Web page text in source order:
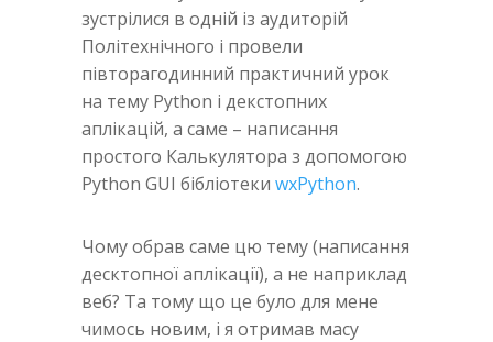
зустрілися в одній із аудиторій
Політехнічного і провели
півторагодинний практичний урок
на тему Python і декстопних
аплікацій, а саме – написання
простого Калькулятора з допомогою
Python GUI бібліотеки wxPython.
Чому обрав саме цю тему (написання
десктопної аплікації), а не наприклад
веб? Та тому що це було для мене
чимось новим, і я отримав масу